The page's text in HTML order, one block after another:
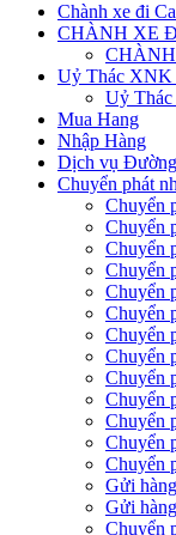
Chành xe đi
CHÀNH XE
Uỷ Thác XNK
Uỷ Thác
Mua Hang
Nhập Hàng
Dịch vụ
Chuyển phát
Chuyển
Chuyển
Chuyển
Chuyển
Chuyển
Chuyển
Chuyển
Chuyển
Chuyển
Chuyển
Chuyển
Chuyển
Chuyển
Gửi
Gửi
Chuyển